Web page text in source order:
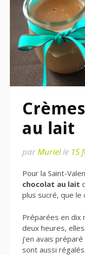
au lait
parMurielle 15
Pour la Saint-
chocolat au lait
plus sucré, que le
Préparées en dix
deux heures,
j’en avais
sont aussi